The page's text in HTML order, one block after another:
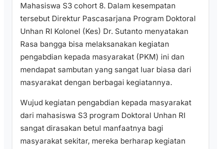
Mahasiswa S3 cohort 8. Dalam kesempatan
tersebut Direktur Pascasarjana Program Doktoral
Unhan RI Kolonel (Kes) Dr. Sutanto menyatakan
Rasa bangga bisa melaksanakan kegiatan
pengabdian kepada masyarakat (PKM) ini dan
mendapat sambutan yang sangat luar biasa dari
masyarakat dengan berbagai kegiatannya.
Wujud kegiatan pengabdian kepada masyarakat
dari mahasiswa S3 program Doktoral Unhan RI
sangat dirasakan betul manfaatnya bagi
masyarakat sekitar, mereka berharap kegiatan